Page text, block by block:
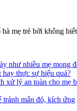
mẹ trẻ bởi không
như nhiều mẹ mong
thực sự hiệu quả?
xử lý an toàn cho mẹ
tránh mẩn đỏ, kích ứng